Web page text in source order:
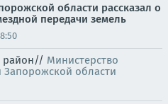
области рассказал о
передачи земель
район// Министерство
Запорожской области